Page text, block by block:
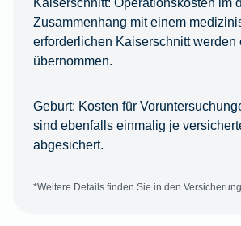
Zusammenhang mit einem
erforderlichen Kaiserschnitt werden
übernommen.
Geburt: Kosten für
sind ebenfalls einmalig je
abgesichert.
*Weitere Details finden Sie in den